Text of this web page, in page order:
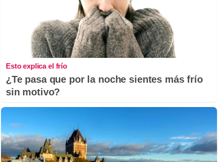
Esto explica el frío
¿Te pasa que por la noche sientes más frío
sin motivo?